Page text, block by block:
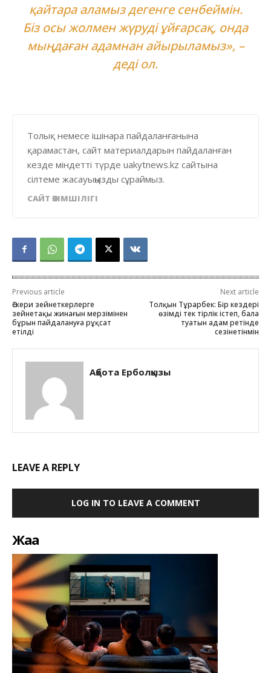
қайтара аламыз дегенге сенбеймін.
Біз осы жолмен жүруді ұйғарсақ, онда
мыңдаған адамнан айырыламыз», –
деді ол.
Толық немесе ішінара пайдаланғанына
қарамастан, сайт материалдарын пайдаланған
кезде міндетті түрде uakytnews.kz сайтына
сілтеме жасауыңызды сұраймыз.
САЙТ ӘКІМШІЛІГІ
Previous article
Әскери зейнеткерлерге
зейнетақы жинағын мерзімінен
бұрын пайдалануға рұқсат
етілді
Next article
Толқын Тұрарбек: Бір кездері
өзімді тек тірлік істеп, бала
туатын адам ретінде
сезінетінмін
Ақбота Ерболқызы
LEAVE A REPLY
LOG IN TO LEAVE A COMMENT
Жаңа